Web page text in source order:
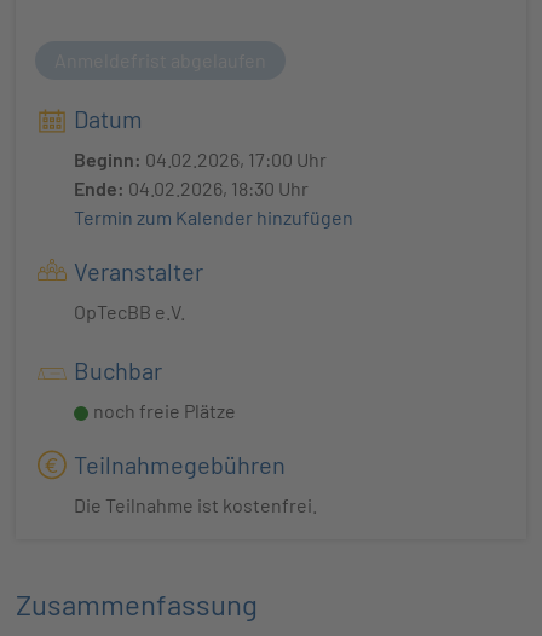
Datum
Beginn: 04.02.2026, 17:00 Uhr
Ende: 04.02.2026, 18:30 Uhr
Termin zum Kalender hinzufügen
Veranstalter
OpTecBB e.V.
Buchbar
noch freie Plätze
Teilnahmegebühren
Die Teilnahme ist kostenfrei.
Zusammenfassung